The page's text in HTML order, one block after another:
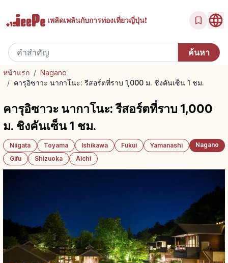
เพลิดเพลินกับการท่องเที่ยวญี่ปุ่น!
หน้าแรก / Nagano
/ คารุอิซาวะ นากาโนะ: รีสอร์ตที่ราบ 1,000 ม. ชิงคันเซ็น 1 ชม.
คารุอิซาวะ นากาโนะ: รีสอร์ตที่ราบ 1,000
ม. ชิงคันเซ็น 1 ชม.
Niigata Toyama Ishikawa Fukui Yamanashi
Nagano
Gifu
Shizuoka Aichi